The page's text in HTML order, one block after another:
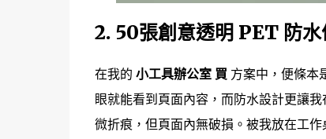
2. 50張創意透明 PET 防水
在我的 小工具辦公室 買 方案中，便條本
眼就能看到頁面內容，而防水設計更讓
微折痕，但頁面內無破損。被我放在工